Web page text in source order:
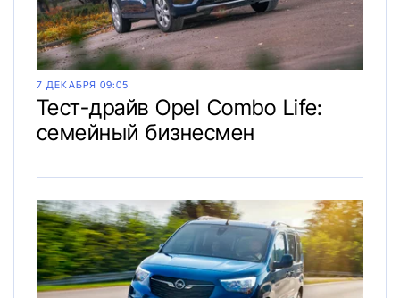
7 ДЕКАБРЯ 09:05
Тест-драйв Opel Combo Life:
семейный бизнесмен